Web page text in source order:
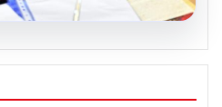
yasa açıklaması:
tescillendi